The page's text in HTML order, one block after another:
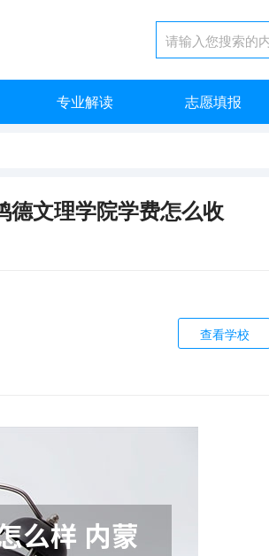
专业解读 志愿填报
德文理学院学费怎么收
查看学校